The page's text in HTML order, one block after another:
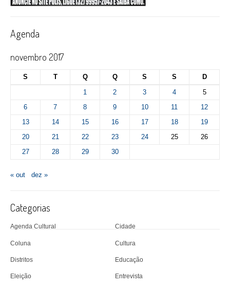
Agenda
novembro 2017
S T Q Q S S
D
1
2 3 4
5
6
7 8 9 10 11
12
13
14 15 16 17 18
19
20
21 22 23 24 25
26
27
28 29 30
« out dez »
Categorias
Agenda Cultural Cidade
Coluna Cultura
Distritos Educação
Eleição Entrevista